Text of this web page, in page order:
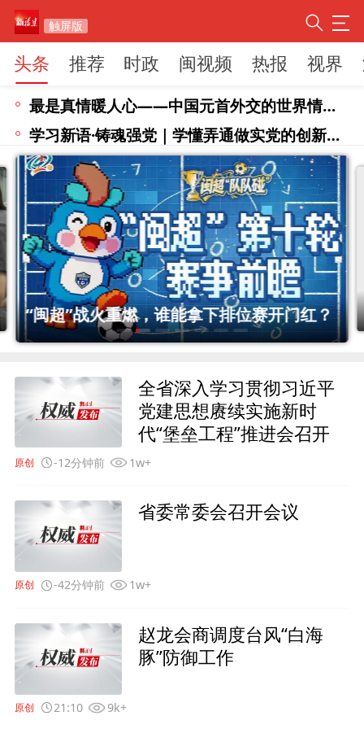
触屏版
头条 推荐 时政 闽视频 热报 视界
最是真情暖人心——中国元首外交的世界情怀与大国气派
学习新语·铸魂强党｜学懂弄通做实党的创新理论
“闽超”战火重燃，谁能拿下排位赛开门红？
全省深入学习贯彻习近平
党建思想赓续实施新时
代“堡垒工程”推进会召开
原创 -12分钟前 1w+
省委常委会召开会议
原创 -42分钟前 1w+
赵龙会商调度台风“白海
豚”防御工作
原创 21:10 9k+